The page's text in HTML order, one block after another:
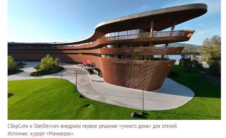
СберСити и SberDevices внедрили первое решение «умного дома» для отелей.
Источник: курорт «Манжерок».